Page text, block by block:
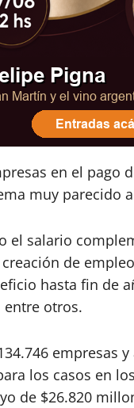
en el pago
muy parecido
el salario
de
hasta fin de
otros.
empresas y
los casos en
de $26.820